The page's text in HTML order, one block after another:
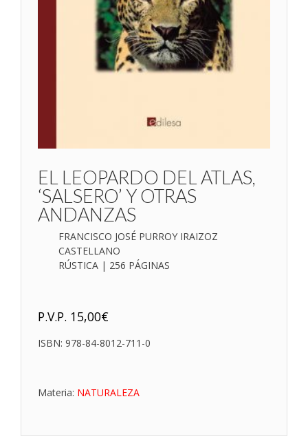
EL LEOPARDO DEL ATLAS,
‘SALSERO’ Y OTRAS
ANDANZAS
FRANCISCO JOSÉ PURROY IRAIZOZ
CASTELLANO
RÚSTICA | 256 PÁGINAS
P.V.P. 15,00€
ISBN: 978-84-8012-711-0
Materia: NATURALEZA